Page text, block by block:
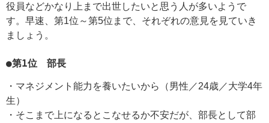
役員などかなり上まで出世したいと思う人が多いようで
す。早速、第1位～第5位まで、それぞれの意見を見ていき
ましょう。
●第1位 部長
・マネジメント能力を養いたいから（男性／24歳／大学4年
生）
・そこまで上になるとこなせるか不安だが、部長として部